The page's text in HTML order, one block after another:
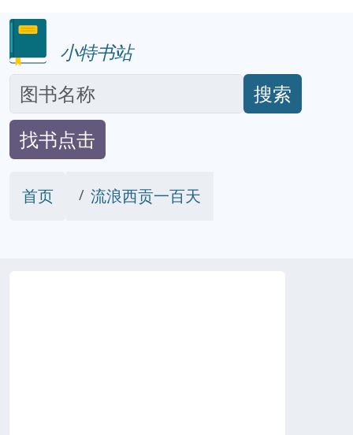
小特书站
搜索
找书点击
首页 流浪西贡一百天